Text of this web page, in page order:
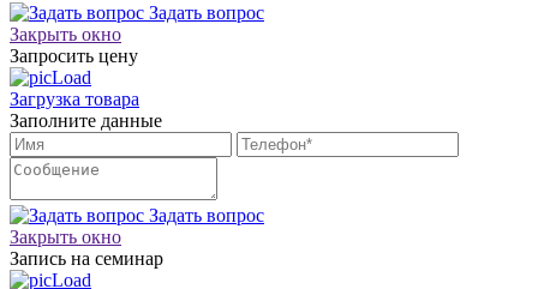
Задать вопрос
Закрыть окно
Запросить цену
Загрузка товара
Заполните данные
Задать вопрос
Закрыть окно
Запись на семинар